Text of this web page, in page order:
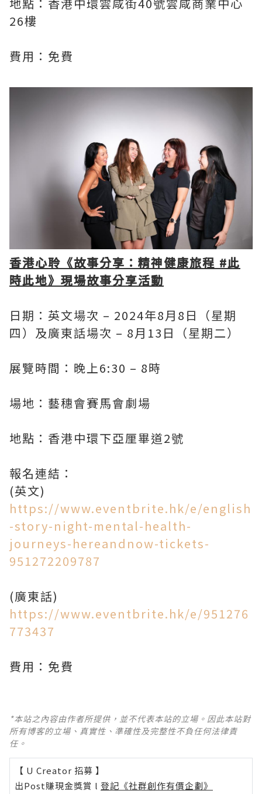
26樓
費用：免費
香港心聆《故事分享：精神健康旅程 #此
時此地》現場故事分享活動
日期：英文場次 – 2024年8月8日（星期
四）及廣東話場次 – 8月13日（星期二）
展覽時間：晚上6:30 – 8時
場地：藝穗會賽馬會劇場
地點：香港中環下亞厘畢道2號
報名連結：
(英文)
https://www.eventbrite.hk/e/english
-story-night-mental-health-
journeys-hereandnow-tickets-
951272209787
(廣東話)
https://www.eventbrite.hk/e/951276
773437
費用：免費
*本站之內容由作者所提供，並不代表本站的立場。因此本站對
所有博客的立場、真實性、準確性及完整性不負任何法律責
任。
【 U Creator 招募 】
出Post賺現金獎賞 l 登記《社群創作有價企劃》